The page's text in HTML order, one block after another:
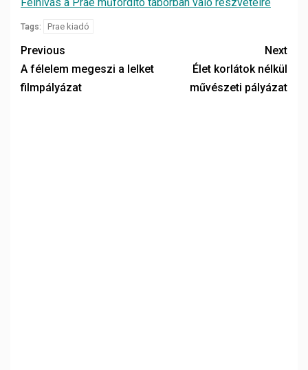
Tags: Prae kiadó
Previous
A félelem megeszi a lelket
filmpályázat
Next
Élet korlátok nélkül
művészeti pályázat